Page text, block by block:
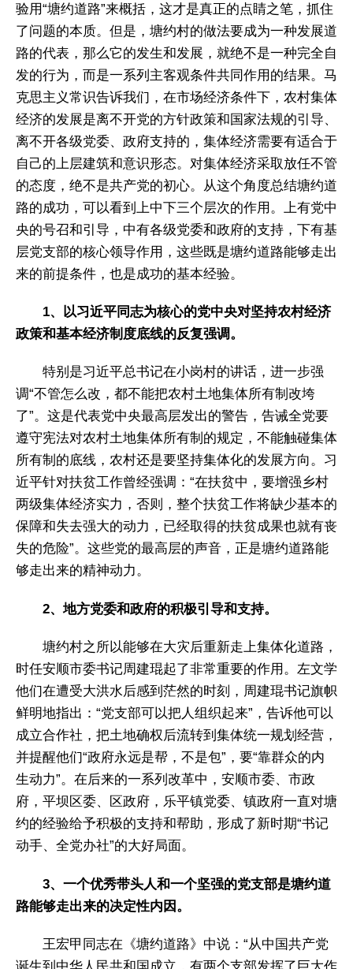
验用“塘约道路”来概括，这才是真正的点睛之笔，抓住
了问题的本质。但是，塘约村的做法要成为一种发展道
路的代表，那么它的发生和发展，就绝不是一种完全自
发的行为，而是一系列主客观条件共同作用的结果。马
克思主义常识告诉我们，在市场经济条件下，农村集体
经济的发展是离不开党的方针政策和国家法规的引导、
离不开各级党委、政府支持的，集体经济需要有适合于
自己的上层建筑和意识形态。对集体经济采取放任不管
的态度，绝不是共产党的初心。从这个角度总结塘约道
路的成功，可以看到上中下三个层次的作用。上有党中
央的号召和引导，中有各级党委和政府的支持，下有基
层党支部的核心领导作用，这些既是塘约道路能够走出
来的前提条件，也是成功的基本经验。
1、以习近平同志为核心的党中央对坚持农村经济
政策和基本经济制度底线的反复强调。
特别是习近平总书记在小岗村的讲话，进一步强
调“不管怎么改，都不能把农村土地集体所有制改垮
了”。这是代表党中央最高层发出的警告，告诫全党要
遵守宪法对农村土地集体所有制的规定，不能触碰集体
所有制的底线，农村还是要坚持集体化的发展方向。习
近平针对扶贫工作曾经强调：“在扶贫中，要增强乡村
两级集体经济实力，否则，整个扶贫工作将缺少基本的
保障和失去强大的动力，已经取得的扶贫成果也就有丧
失的危险”。这些党的最高层的声音，正是塘约道路能
够走出来的精神动力。
2、地方党委和政府的积极引导和支持。
塘约村之所以能够在大灾后重新走上集体化道路，
时任安顺市委书记周建琨起了非常重要的作用。左文学
他们在遭受大洪水后感到茫然的时刻，周建琨书记旗帜
鲜明地指出：“党支部可以把人组织起来”，告诉他可以
成立合作社，把土地确权后流转到集体统一规划经营，
并提醒他们“政府永远是帮，不是包”，要“靠群众的内
生动力”。在后来的一系列改革中，安顺市委、市政
府，平坝区委、区政府，乐平镇党委、镇政府一直对塘
约的经验给予积极的支持和帮助，形成了新时期“书记
动手、全党办社”的大好局面。
3、一个优秀带头人和一个坚强的党支部是塘约道
路能够走出来的决定性内因。
王宏甲同志在《塘约道路》中说：“从中国共产党